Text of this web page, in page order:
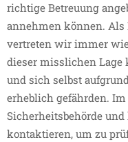
richtige Betreuung
annehmen können.
vertreten wir immer
dieser misslichen Lage
und sich selbst
erheblich gefährden.
Sicherheitsbehörde
kontaktieren, um zu